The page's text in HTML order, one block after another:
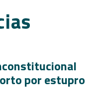
por estupro